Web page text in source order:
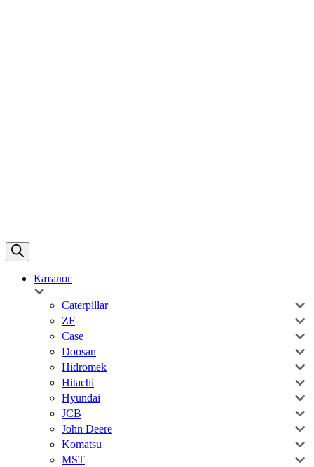
Каталог
Caterpillar
ZF
Case
Doosan
Hidromek
Hitachi
Hyundai
JCB
John Deere
Komatsu
MST